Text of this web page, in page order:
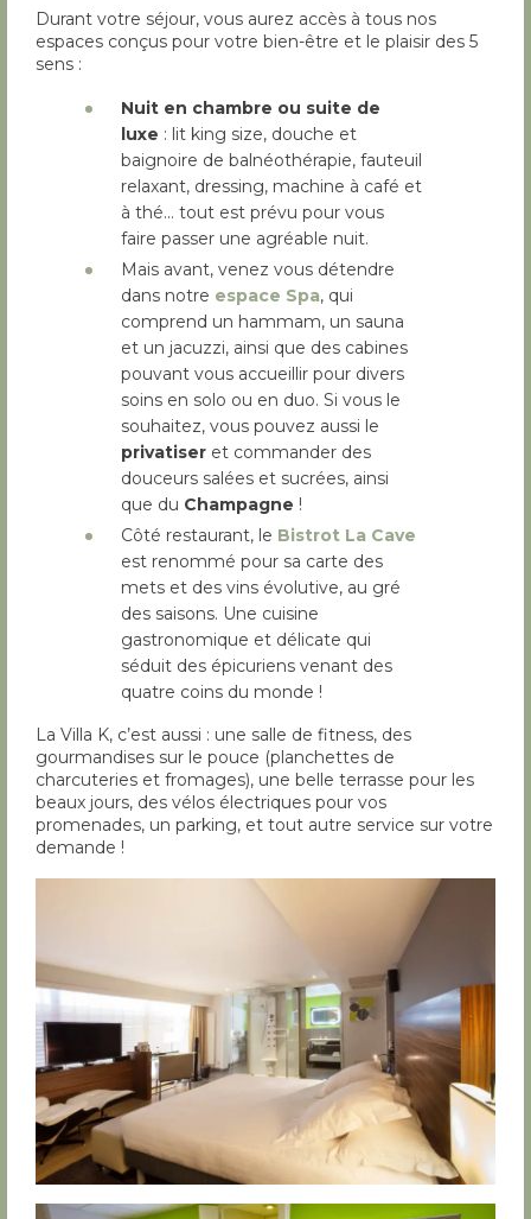
Durant votre séjour, vous aurez accès à tous nos
espaces conçus pour votre bien-être et le plaisir des 5
sens :
Nuit en chambre ou suite de
luxe : lit king size, douche et
baignoire de balnéothérapie, fauteuil
relaxant, dressing, machine à café et
à thé… tout est prévu pour vous
faire passer une agréable nuit.
Mais avant, venez vous détendre
dans notre espace Spa, qui
comprend un hammam, un sauna
et un jacuzzi, ainsi que des cabines
pouvant vous accueillir pour divers
soins en solo ou en duo. Si vous le
souhaitez, vous pouvez aussi le
privatiser et commander des
douceurs salées et sucrées, ainsi
que du Champagne !
Côté restaurant, le Bistrot La Cave
est renommé pour sa carte des
mets et des vins évolutive, au gré
des saisons. Une cuisine
gastronomique et délicate qui
séduit des épicuriens venant des
quatre coins du monde !
La Villa K, c’est aussi : une salle de fitness, des
gourmandises sur le pouce (planchettes de
charcuteries et fromages), une belle terrasse pour les
beaux jours, des vélos électriques pour vos
promenades, un parking, et tout autre service sur votre
demande !